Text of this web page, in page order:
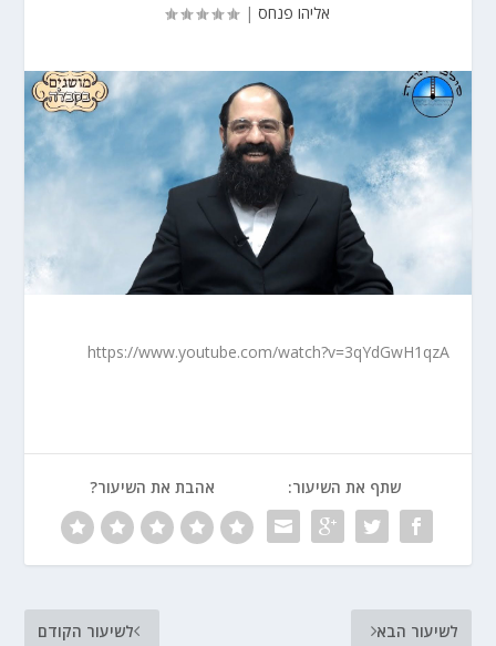
אליהו פנחס |
https://www.youtube.com/watch?v=3qYdGwH1qzA
שתף את השיעור: אהבת את השיעור?
לשיעור הקודם לשיעור הבא